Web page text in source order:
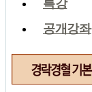
특강
공개강좌